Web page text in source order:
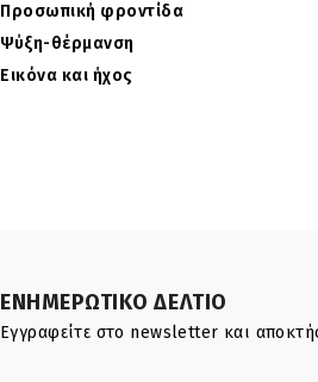
Προσωπική φροντίδα
Ψύξη-θέρμανση
Εικόνα και ήχος
ΕΝΗΜΕΡΩΤΙΚΟ ΔΕΛΤΙΟ
Εγγραφείτε στο newsletter και